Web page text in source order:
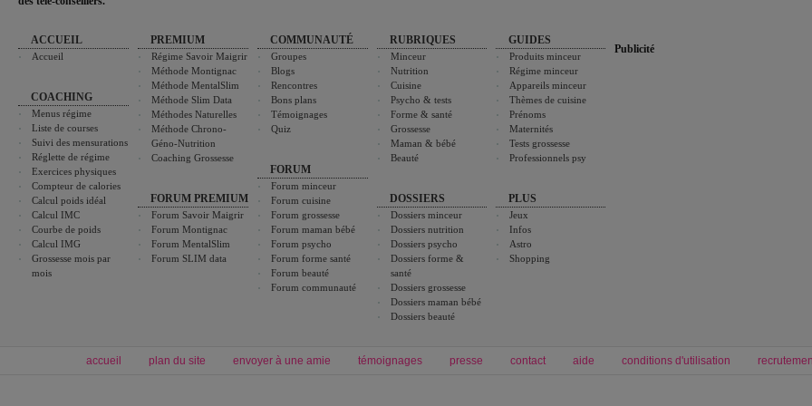
ACCUEIL
Accueil
COACHING
Menus régime
Liste de courses
Suivi des mensurations
Réglette de régime
Exercices physiques
Compteur de calories
Calcul poids idéal
Calcul IMC
Courbe de poids
Calcul IMG
Grossesse mois par
mois
PREMIUM
Régime Savoir Maigrir
Méthode Montignac
Méthode MentalSlim
Méthode Slim Data
Méthodes Naturelles
Méthode Chrono-
Géno-Nutrition
Coaching Grossesse
FORUM PREMIUM
Forum Savoir Maigrir
Forum Montignac
Forum MentalSlim
Forum SLIM data
COMMUNAUTÉ
Groupes
Blogs
Rencontres
Bons plans
Témoignages
Quiz
FORUM
Forum minceur
Forum cuisine
Forum grossesse
Forum maman bébé
Forum psycho
Forum forme santé
Forum beauté
Forum communauté
RUBRIQUES
Minceur
Nutrition
Cuisine
Psycho & tests
Forme & santé
Grossesse
Maman & bébé
Beauté
DOSSIERS
Dossiers minceur
Dossiers nutrition
Dossiers psycho
Dossiers forme &
santé
Dossiers grossesse
Dossiers maman bébé
Dossiers beauté
GUIDES
Produits minceur
Régime minceur
Appareils minceur
Thèmes de cuisine
Prénoms
Maternités
Tests grossesse
Professionnels psy
PLUS
Jeux
Infos
Astro
Shopping
Publicité
accueil plan du site envoyer à une amie témoignages presse contact aide conditions d'utilisation